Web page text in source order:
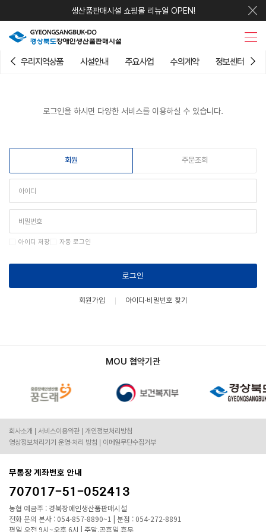
생산품판매시설 쇼핑몰 리뉴얼 OPEN!
우리지역상품 시설안내 주요사업 수의계약 정보센터
로그인을 하시면 다양한 서비스를 이용하실 수 있습니다.
회원 주문조회
아이디 저장 자동 로그인
로그인
회원가입 아이디·비밀번호 찾기
MOU 협약기관
회사소개 서비스이용약관
개인정보처리방침
영상정보처리기기 운영·처리 방침
이메일무단수집거부
무통장 계좌번호 안내
707017-51-052413
농협 예금주 : 경북장애인생산품판매시설
전화 문의 본사 : 054-857-8890~1 | 분점 : 054-272-8891
평일 오전 9시~오후 6시 | 주말,공휴일 휴무